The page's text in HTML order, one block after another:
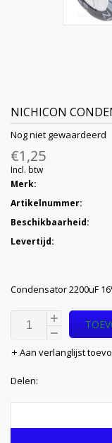
NICHICON
Nog niet gewaardeerd
€1,25
Incl. btw
Merk:
Artikelnummer:
Beschikbaarheid:
Levertijd:
Condensator 2200uF
Aan verlanglijst
Delen: